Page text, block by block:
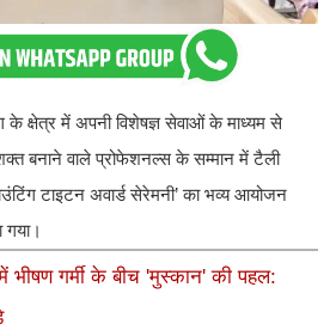
क्षेत्र में अपनी विशेषज्ञ सेवाओं के माध्यम से
बनाने वाले प्रोफेशनल्स के सम्मान में टैली
टाइटन अवार्ड सेरेमनी’ का भव्य आयोजन
गया।
भीषण गर्मी के बीच 'मुस्कान' की पहल: